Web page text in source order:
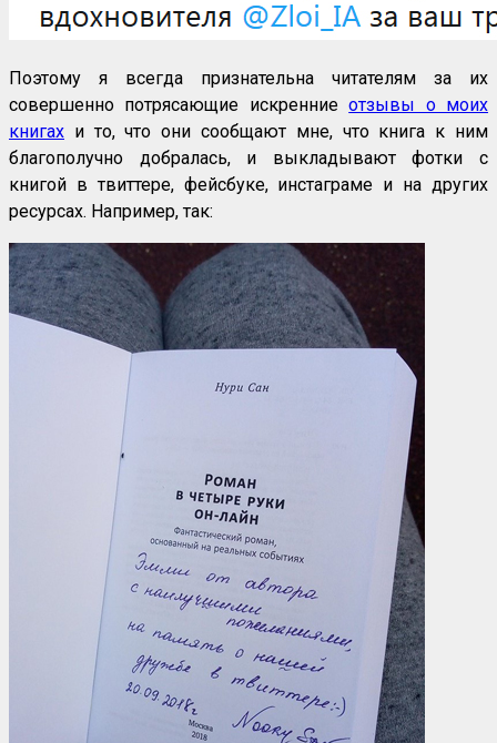
Поэтому я всегда признательна читателям за их
совершенно потрясающие искренниеотзывы о моих
книгах и то, что они сообщают мне, что книга к ним
благополучно добралась, и выкладывают фотки с
книгой в твиттере, фейсбуке, инстаграме и на других
ресурсах. Например, так: